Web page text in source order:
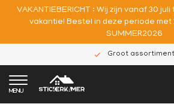
VAKANTIEBERICHT : Wij zijn vanaf 30
vakantie! Bestel in deze periode met
SUMMER2026
Groot
MENU